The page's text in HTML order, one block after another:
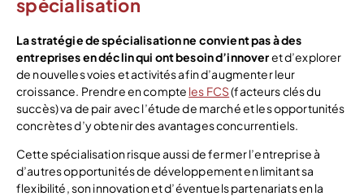
spécialisation
La stratégie de spécialisation ne convient pas à des
entreprises en déclin qui ont besoin d’innoveret d’explorer
de nouvelles voies et activités afin d’augmenter leur
croissance. Prendre en compte les FCS(facteurs clés du
succès) va de pair avec l’étude de marché et les opportunités
concrètes d’y obtenir des avantages concurrentiels.
Cette spécialisation risque aussi de fermer l’entreprise à
d’autres opportunités de développement en limitant sa
flexibilité, son innovation et d’éventuels partenariats en la